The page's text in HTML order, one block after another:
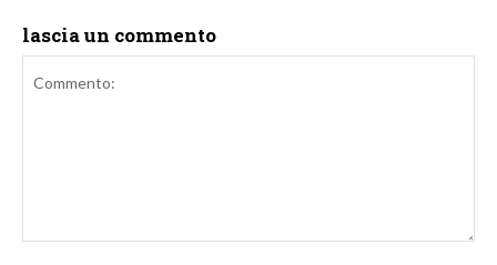
lascia un commento